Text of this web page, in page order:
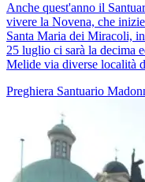
Anche quest'anno il
vivere la Novena, che
Santa Maria dei Miracoli,
25 luglio ci sarà la decima
Melide via diverse località
Preghiera Santuario